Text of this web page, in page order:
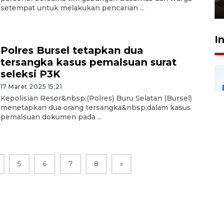
setempat untuk melakukan pencarian ...
Polres Bursel tetapkan dua
tersangka kasus pemalsuan surat
seleksi P3K
17 Maret 2025 15:21
Kepolisian Resor&nbsp;(Polres) Buru Selatan (Bursel)
menetapkan dua orang tersangka&nbsp;dalam kasus
pemalsuan dokumen pada ...
5 6 7 8 »
23 Juli 2026 14:28